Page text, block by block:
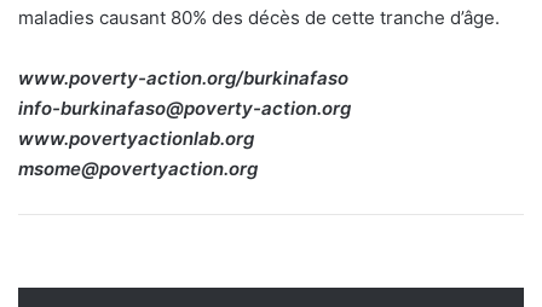
maladies causant 80% des décès de cette tranche d’âge.
www.poverty-action.org/burkinafaso
info-burkinafaso@poverty-action.org
www.povertyactionlab.org
msome@povertyaction.org